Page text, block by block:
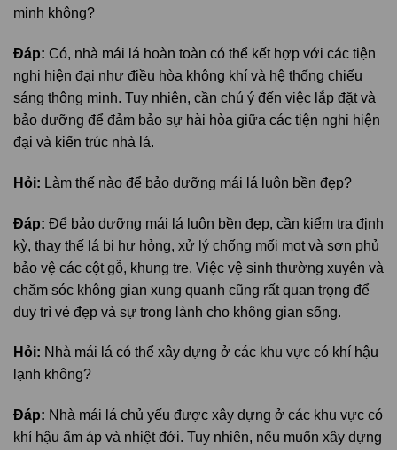
minh không?
Đáp: Có, nhà mái lá hoàn toàn có thể kết hợp với các tiện
nghi hiện đại như điều hòa không khí và hệ thống chiếu
sáng thông minh. Tuy nhiên, cần chú ý đến việc lắp đặt và
bảo dưỡng để đảm bảo sự hài hòa giữa các tiện nghi hiện
đại và kiến trúc nhà lá.
Hỏi: Làm thế nào để bảo dưỡng mái lá luôn bền đẹp?
Đáp: Để bảo dưỡng mái lá luôn bền đẹp, cần kiểm tra định
kỳ, thay thế lá bị hư hỏng, xử lý chống mối mọt và sơn phủ
bảo vệ các cột gỗ, khung tre. Việc vệ sinh thường xuyên và
chăm sóc không gian xung quanh cũng rất quan trọng để
duy trì vẻ đẹp và sự trong lành cho không gian sống.
Hỏi: Nhà mái lá có thể xây dựng ở các khu vực có khí hậu
lạnh không?
Đáp: Nhà mái lá chủ yếu được xây dựng ở các khu vực có
khí hậu ấm áp và nhiệt đới. Tuy nhiên, nếu muốn xây dựng